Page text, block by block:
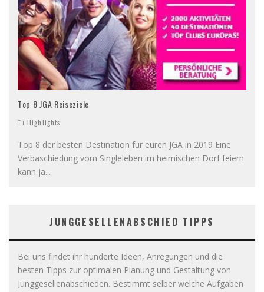
Top 8 JGA Reiseziele
Highlights
Top 8 der besten Destination für euren JGA in 2019 Eine
Verbaschiedung vom Singleleben im heimischen Dorf feiern
kann ja...
JUNGGESELLENABSCHIED TIPPS
Bei uns findet ihr hunderte Ideen, Anregungen und die
besten Tipps zur optimalen Planung und Gestaltung von
Junggesellenabschieden. Bestimmt selber welche Aufgaben